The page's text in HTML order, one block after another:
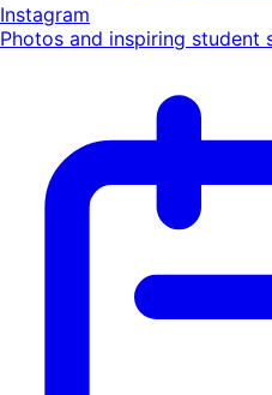
Instagram
Photos and inspiring student